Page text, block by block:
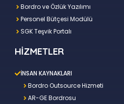
Bordro ve Özlük Yazılımı
Personel Bütçesi Modülü
SGK Teşvik Portalı
HİZMETLER
İNSAN KAYNAKLARI
Bordro Outsource Hizmeti
AR-GE Bordrosu